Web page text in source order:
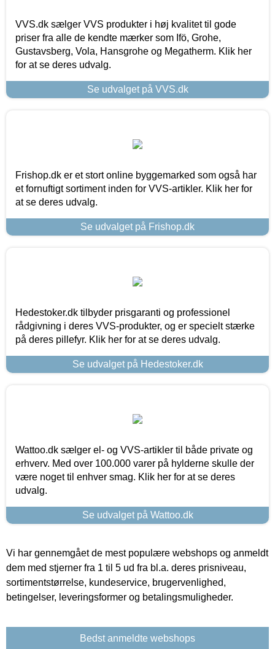
VVS.dk sælger VVS produkter i høj kvalitet til gode
priser fra alle de kendte mærker som Ifö, Grohe,
Gustavsberg, Vola, Hansgrohe og Megatherm. Klik her
for at se deres udvalg.
Se udvalget på VVS.dk
Frishop.dk er et stort online byggemarked som også har
et fornuftigt sortiment inden for VVS-artikler. Klik her for
at se deres udvalg.
Se udvalget på Frishop.dk
Hedestoker.dk tilbyder prisgaranti og professionel
rådgivning i deres VVS-produkter, og er specielt stærke
på deres pillefyr. Klik her for at se deres udvalg.
Se udvalget på Hedestoker.dk
Wattoo.dk sælger el- og VVS-artikler til både private og
erhverv. Med over 100.000 varer på hylderne skulle der
være noget til enhver smag. Klik her for at se deres
udvalg.
Se udvalget på Wattoo.dk
Vi har gennemgået de mest populære webshops og anmeldt
dem med stjerner fra 1 til 5 ud fra bl.a. deres prisniveau,
sortimentstørrelse, kundeservice, brugervenlighed,
betingelser, leveringsformer og betalingsmuligheder.
Bedst anmeldte webshops